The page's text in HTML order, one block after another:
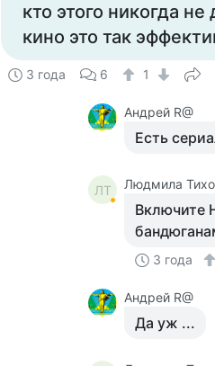
кто этого никогда
кино это так
3 года 6 1
Андрей R@
Есть
ЛТ Людмила
Включите
3 года
Андрей R@
Да уж ...